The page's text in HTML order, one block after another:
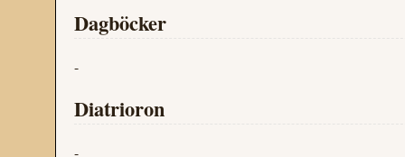
Dagböcker
-
Diatrioron
-